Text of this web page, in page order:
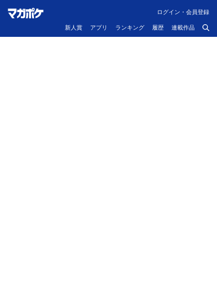
新人賞 アプリ ランキング 履歴 連載作品
ログイン・会員登録